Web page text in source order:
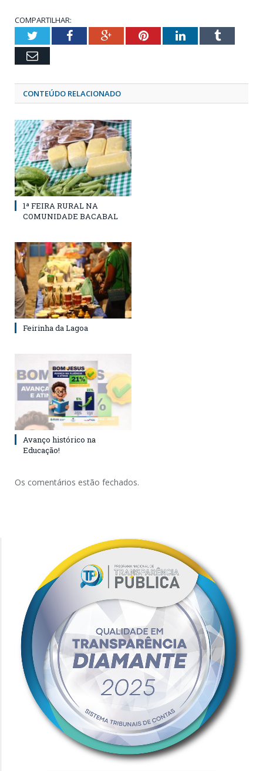
COMPARTILHAR:
TwitterFacebookGoogle+PinterestLinkedInTumblr
Email
CONTEÚDO RELACIONADO
1ª FEIRA RURAL NA
COMUNIDADE BACABAL
Feirinha da Lagoa
Avanço histórico na
Educação!
Os comentários estão fechados.